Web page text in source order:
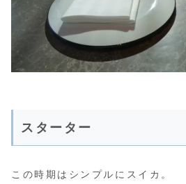
スターター
この時期はシンプルにスイカ。